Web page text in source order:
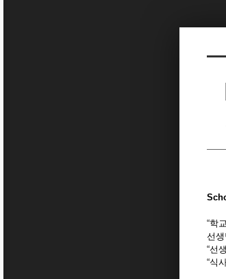
“학
선
“선
“식
Sketchbook5, 스케치북5
Sketchbook5, 스케치북5